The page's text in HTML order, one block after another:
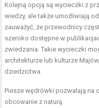
Kolejną opcją są wycieczki z
wiedzy, ale także umożliwiają
zauważyć, że przewodnicy
szeroko dostępne w
zwiedzania. Takie wycieczki
architekturze lub kulturze
dziedzictwa.
Piesze wędrówki pozwalają na
obcowanie z naturą.